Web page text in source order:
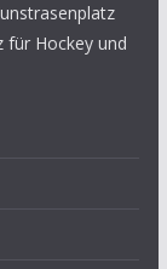
für Hockey und